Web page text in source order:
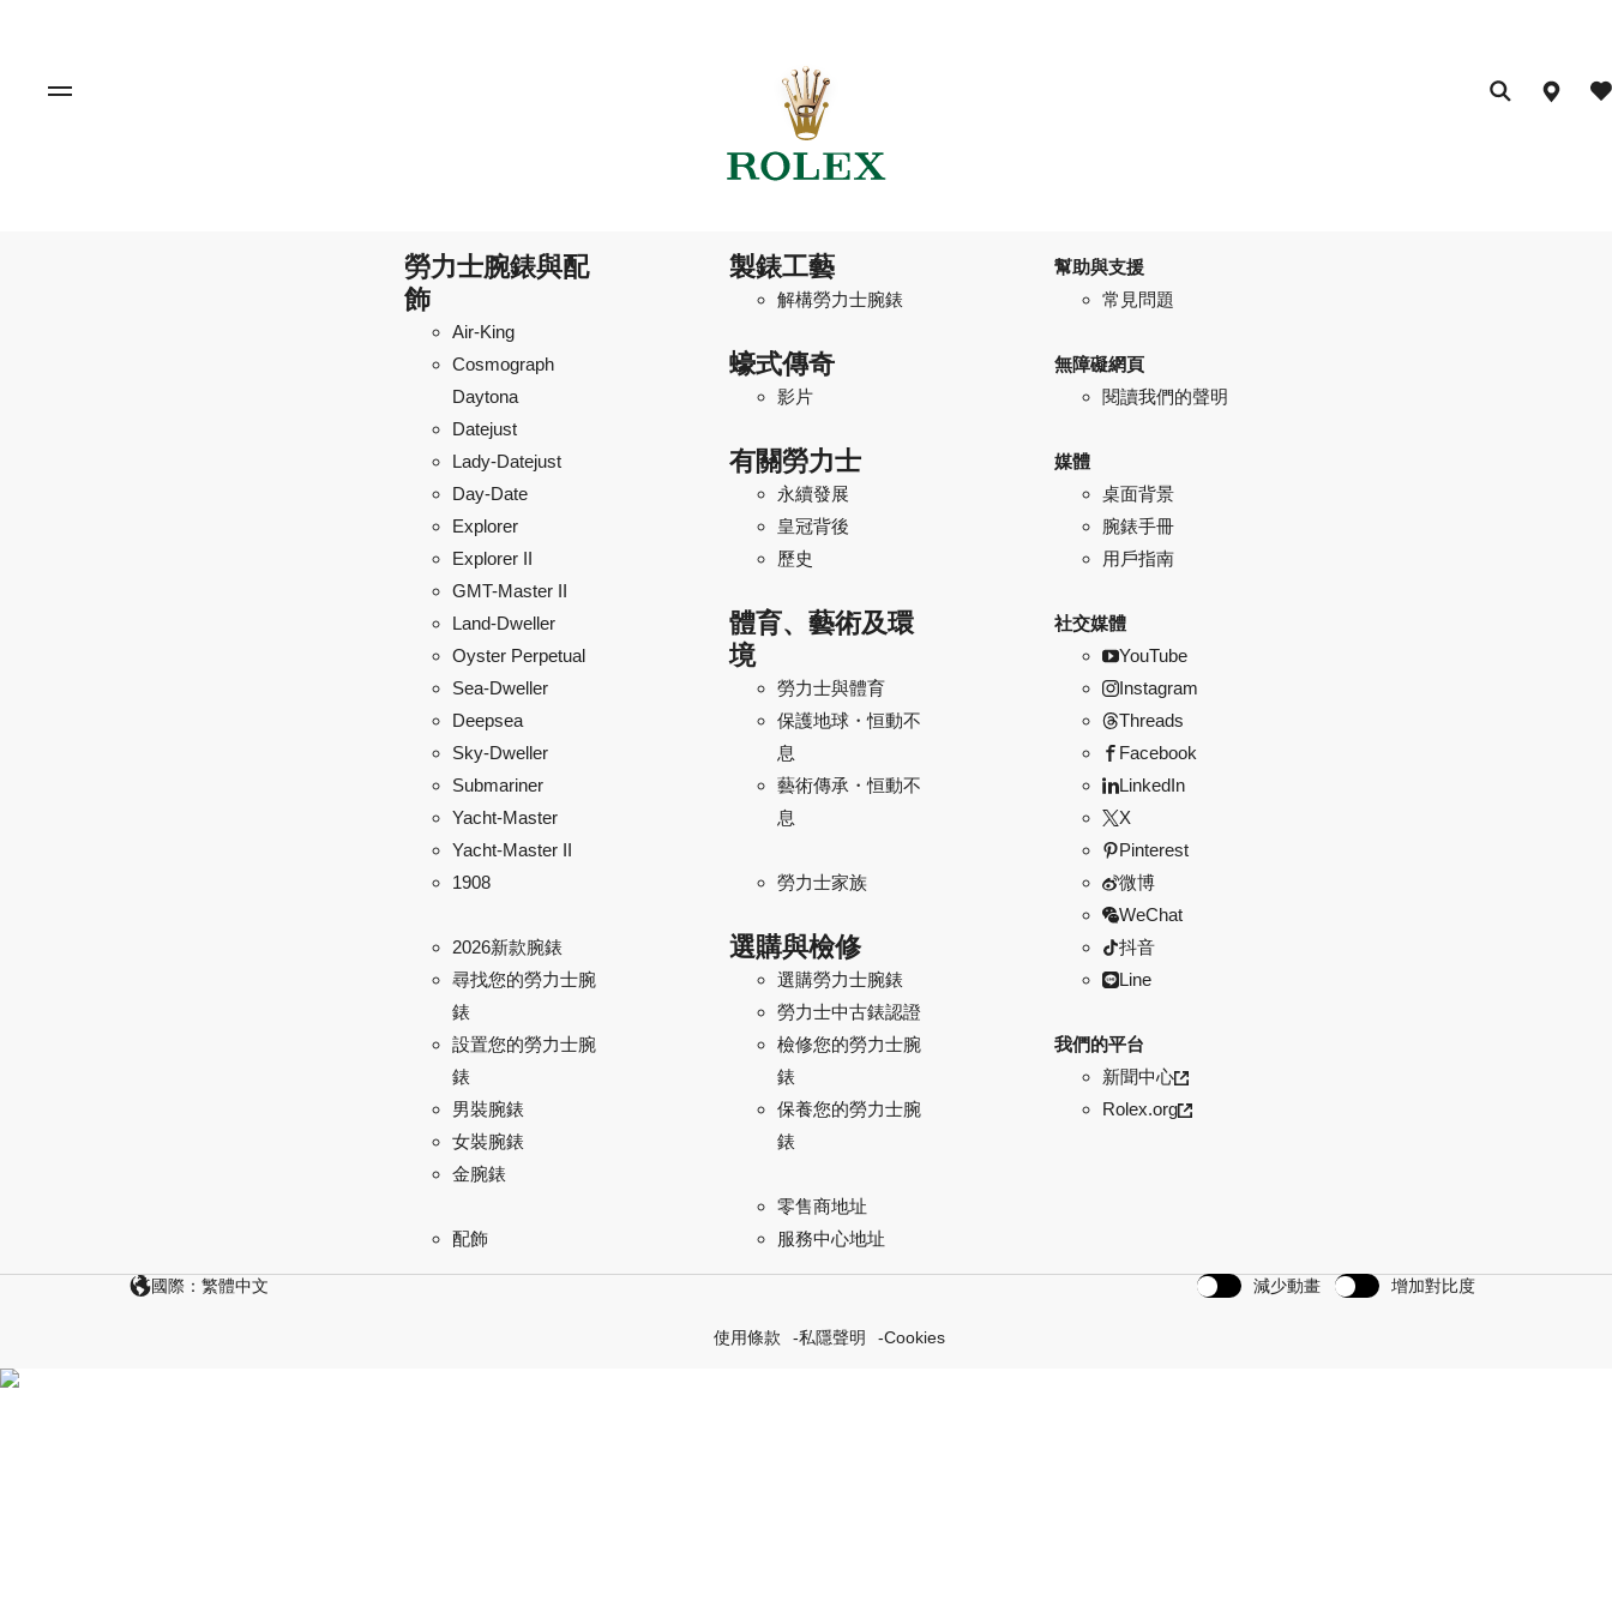
勞力士腕錶與配
飾
Air-King
Cosmograph
Daytona
Datejust
Lady-Datejust
Day-Date
Explorer
Explorer II
GMT-Master II
Land-Dweller
Oyster Perpetual
Sea-Dweller
Deepsea
Sky-Dweller
Submariner
Yacht-Master
Yacht-Master II
1908
2026新款腕錶
尋找您的勞力士腕
錶
設置您的勞力士腕
錶
男裝腕錶
女裝腕錶
金腕錶
配飾
製錶工藝
解構勞力士腕錶
蠔式傳奇
影片
有關勞力士
永續發展
皇冠背後
歷史
體育、藝術及環
境
勞力士與體育
保護地球・恒動不
息
藝術傳承・恒動不
息
勞力士家族
選購與檢修
選購勞力士腕錶
勞力士中古錶認證
檢修您的勞力士腕
錶
保養您的勞力士腕
錶
零售商地址
服務中心地址
幫助與支援
常見問題
無障礙網頁
閱讀我們的聲明
媒體
桌面背景
腕錶手冊
用戶指南
社交媒體
YouTube
Instagram
Threads
Facebook
LinkedIn
X
Pinterest
微博
WeChat
抖音
Line
我們的平台
新聞中心
Rolex.org
國際：繁體中文 減少動畫 增加對比度
使用條款 私隱聲明 Cookies